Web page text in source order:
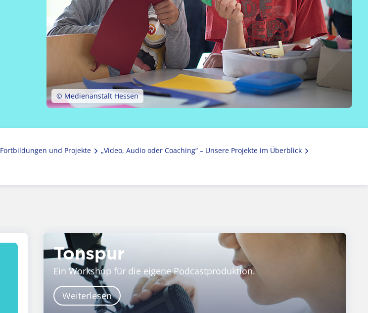
© Medienanstalt Hessen
Fortbildungen und Projekte
„Video, Audio oder Coaching“ – Unsere Projekte im Überblick
Tonspur
Ein Workshop für die eigene Podcastproduktion.
Weiterlesen